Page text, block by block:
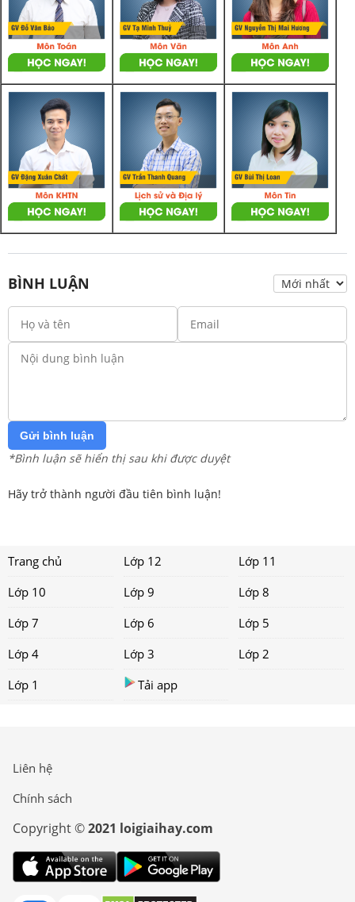
BÌNH LUẬN
Gửi bình luận
*Bình luận sẽ hiển thị sau khi được duyệt
Hãy trở thành người đầu tiên bình luận!
Trang chủ Lớp 12
Lớp 11
Lớp 10
Lớp 9
Lớp 8
Lớp 7
Lớp 6
Lớp 5
Lớp 4
Lớp 3
Lớp 2
Lớp 1
Tải app
Liên hệ
Chính sách
Copyright ©2021 loigiaihay.com